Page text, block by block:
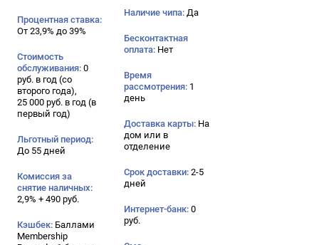
Процентная ставка:
От 23,9% до 39%
Стоимость
обслуживания: 0
руб. в год (со
второго года),
25 000 руб. в год (в
первый год)
Льготный период:
До 55 дней
Комиссия за
снятие наличных:
2,9% + 490 руб.
Кэшбек: Баллами
Membership
Наличие чипа: Да
Бесконтактная
оплата: Нет
Время
рассмотрения: 1
день
Доставка карты: На
дом или в
отделение
Срок доставки: 2-5
дней
Интернет-банк: 0
руб.